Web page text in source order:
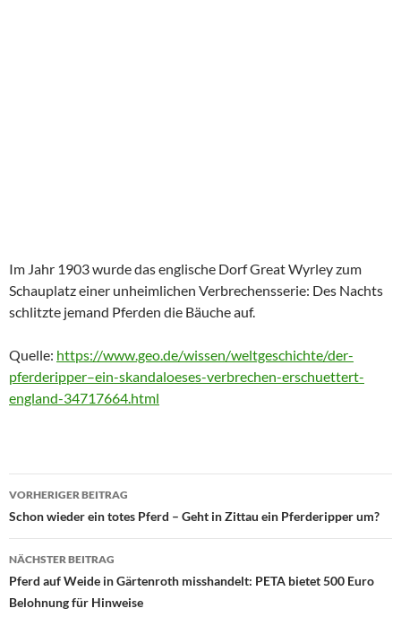
Im Jahr 1903 wurde das englische Dorf Great Wyrley zum
Schauplatz einer unheimlichen Verbrechensserie: Des Nachts
schlitzte jemand Pferden die Bäuche auf.
Quelle: https://www.geo.de/wissen/weltgeschichte/der-
pferderipper–ein-skandaloeses-verbrechen-erschuettert-
england-34717664.html
Beitragsnavigation
VORHERIGER BEITRAG
Schon wieder ein totes Pferd – Geht in Zittau ein Pferderipper um?
NÄCHSTER BEITRAG
Pferd auf Weide in Gärtenroth misshandelt: PETA bietet 500 Euro
Belohnung für Hinweise